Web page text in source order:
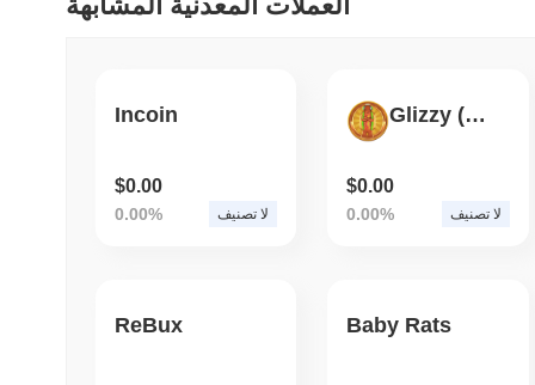
Incoin
$0.00
0.00% لا تصنيف
Glizzy (PLS)
$0.00
0.00% لا تصنيف
ReBux Baby Rats